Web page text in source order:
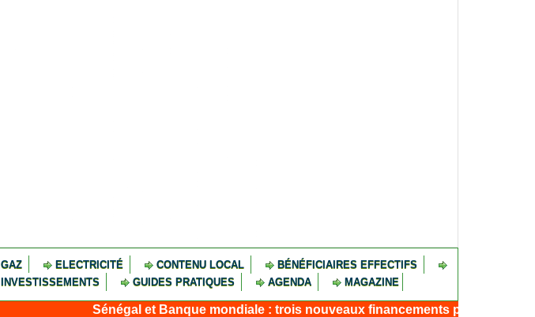
GAZ ELECTRICITÉ CONTENU LOCAL
BÉNÉFICIAIRES EFFECTIFS
INVESTISSEMENTS GUIDES PRATIQUES AGENDA MAGAZINE
Sénégal et Banque mondiale : trois nouveaux financements pour résilience,